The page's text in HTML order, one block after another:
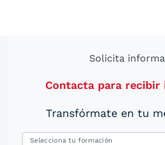
Solicita
Contacta para recibir
Transfórmate en tu
Selecciona tu formación